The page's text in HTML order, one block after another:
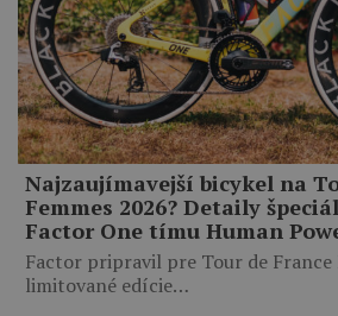
Najzaujímavejší bicykel na
Femmes 2026? Detaily
Factor One tímu Human
Factor pripravil pre Tour de France
limitované edície…